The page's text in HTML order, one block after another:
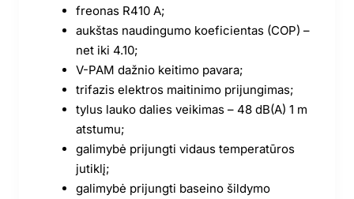
freonas R410 A;
aukštas naudingumo koeficientas (COP) –
net iki 4.10;
V-PAM dažnio keitimo pavara;
trifazis elektros maitinimo prijungimas;
tylus lauko dalies veikimas – 48 dB(A) 1 m
atstumu;
galimybė prijungti vidaus temperatūros
jutiklį;
galimybė prijungti baseino šildymo